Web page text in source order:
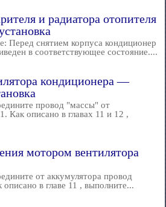
и радиатора отопителя
Перед снятием корпуса кондиционер
в соответствующее состояние....
кондиционера —
провод "массы" от
Как описано в главах 11 и 12 ,
мотором вентилятора
от аккумулятора провод
в главе 11 , выполните...